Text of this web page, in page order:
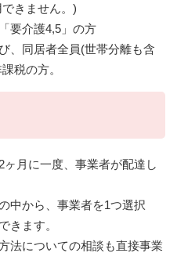
きません。)
要介護4,5」の方
、同居者全員(世帯分離も含
税の方。
月に一度、事業者が配達し
中から、事業者を1つ選択
きます。
法についての相談も直接事業